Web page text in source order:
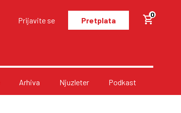
Prijavite se Pretplata
0
Arhiva Njuzleter Podkast